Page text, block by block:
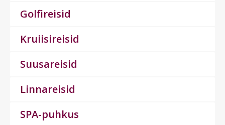
Golfireisid
Kruiisireisid
Suusareisid
Linnareisid
SPA-puhkus